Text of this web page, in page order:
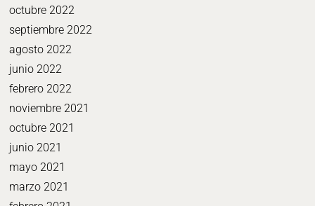
octubre 2022
septiembre 2022
agosto 2022
junio 2022
febrero 2022
noviembre 2021
octubre 2021
junio 2021
mayo 2021
marzo 2021